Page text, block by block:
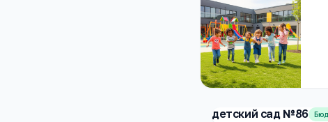
детский сад №86